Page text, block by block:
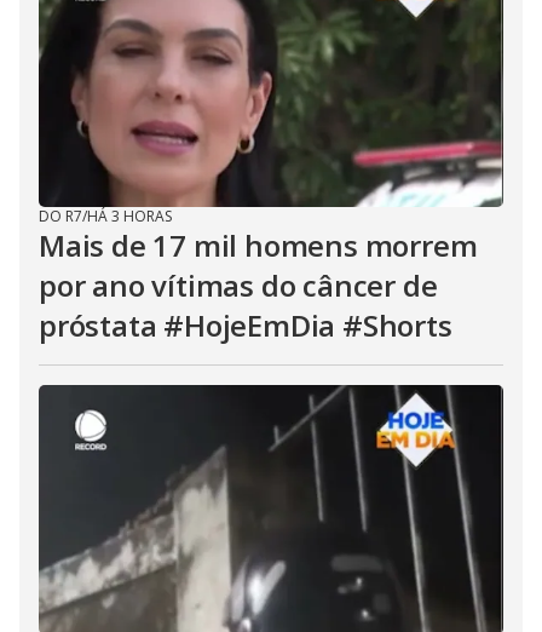
DO R7/HÁ 3 HORAS
Mais de 17 mil homens morrem
por ano vítimas do câncer de
próstata #HojeEmDia #Shorts